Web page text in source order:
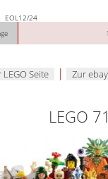
EOL12/24
LEGO Seite | Zur
LEGO